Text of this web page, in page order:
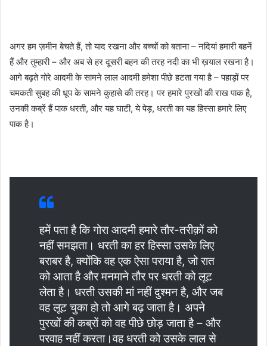
अगर हम ज़मीन बेचते हैं, तो याद रखना और बच्चों को बताना – नदियां हमारी बहनें
हैं और तुम्हारी – और अब से हर दूसरी बहन की तरह नदी का भी ख़याल रखना है।
आगे बढ़ते गोरे आदमी के सामने लाल आदमी हमेशा पीछे हटता गया है – पहाड़ों पर
चमकती सुबह की धूप के सामने कुहासे की तरह। पर हमारे पुरखों की राख पाक है,
उनकी कब्रें हैं पाक धरती, और यह घाटी, ये पेड़, धरती का यह हिस्सा हमारे लिए
पाक है।
हमें पता है कि गोरा आदमी हमारे तौर-तरीक़ों को
नहीं समझता। धरती का हर हिस्सा उसके लिए
बराबर है, क्योंकि वह एक ऐसा पराया है, जो रात
को आता है और मनमाने तौर पर धरती को लूट
लेता है। धरती उसकी मां नहीं दुश्मन है, और जब
वह लूट चुका हो तो आगे बढ़ जाता है। अपने
पुरखों की कब्रों को वह पीछे छोड़ जाता है – और
परवाह नहीं करता।वह धरती को उसके लाल से